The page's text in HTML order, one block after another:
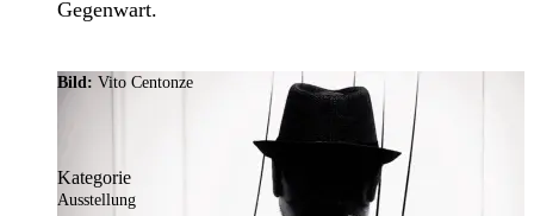
Gegenwart.
Bild: Vito Centonze
Kategorie
Ausstellung